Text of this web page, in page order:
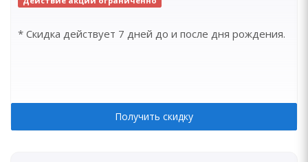
* Скидка действует 7 дней до и после дня рождения.
Получить скидку